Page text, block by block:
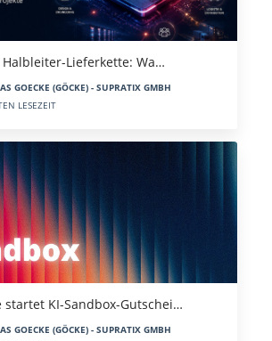
Lieferkette: Wa…
GOECKE (GÖCKE) - SUPRATIX GMBH
LESEZEIT
startet KI-Sandbox-Gutschei…
GOECKE (GÖCKE) - SUPRATIX GMBH